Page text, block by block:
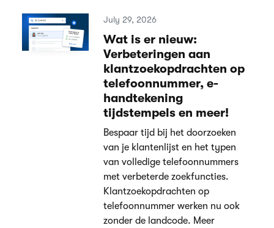
July 29, 2026
Wat is er nieuw:
Verbeteringen aan
klantzoekopdrachten op
telefoonnummer, e-
handtekening
tijdstempels en meer!
Bespaar tijd bij het doorzoeken
van je klantenlijst en het typen
van volledige telefoonnummers
met verbeterde zoekfuncties.
Klantzoekopdrachten op
telefoonnummer werken nu ook
zonder de landcode. Meer